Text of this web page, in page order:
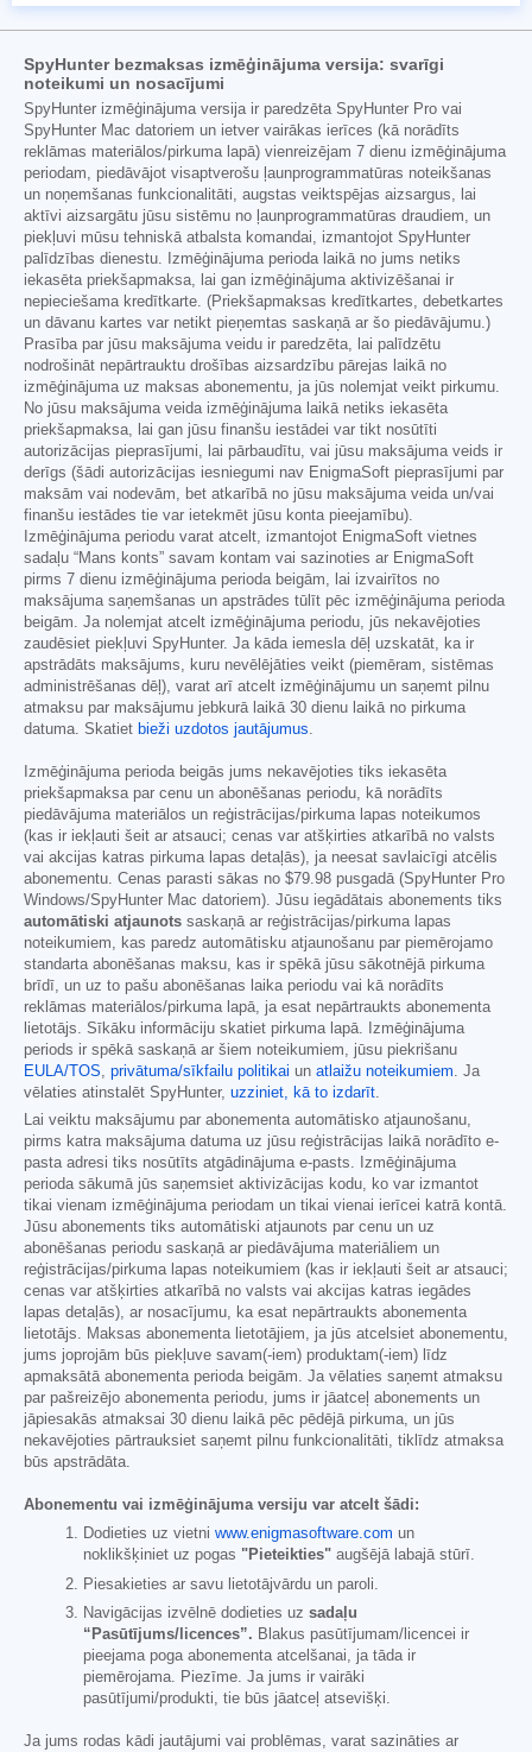
SpyHunter bezmaksas izmēģinājuma versija: svarīgi
noteikumi un nosacījumi
SpyHunter izmēģinājuma versija ir paredzēta SpyHunter Pro vai
SpyHunter Mac datoriem un ietver vairākas ierīces (kā norādīts
reklāmas materiālos/pirkuma lapā) vienreizējam 7 dienu izmēģinājuma
periodam, piedāvājot visaptverošu ļaunprogrammatūras noteikšanas
un noņemšanas funkcionalitāti, augstas veiktspējas aizsargus, lai
aktīvi aizsargātu jūsu sistēmu no ļaunprogrammatūras draudiem, un
piekļuvi mūsu tehniskā atbalsta komandai, izmantojot SpyHunter
palīdzības dienestu. Izmēģinājuma perioda laikā no jums netiks
iekasēta priekšapmaksa, lai gan izmēģinājuma aktivizēšanai ir
nepieciešama kredītkarte. (Priekšapmaksas kredītkartes, debetkartes
un dāvanu kartes var netikt pieņemtas saskaņā ar šo piedāvājumu.)
Prasība par jūsu maksājuma veidu ir paredzēta, lai palīdzētu
nodrošināt nepārtrauktu drošības aizsardzību pārejas laikā no
izmēģinājuma uz maksas abonementu, ja jūs nolemjat veikt pirkumu.
No jūsu maksājuma veida izmēģinājuma laikā netiks iekasēta
priekšapmaksa, lai gan jūsu finanšu iestādei var tikt nosūtīti
autorizācijas pieprasījumi, lai pārbaudītu, vai jūsu maksājuma veids ir
derīgs (šādi autorizācijas iesniegumi nav EnigmaSoft pieprasījumi par
maksām vai nodevām, bet atkarībā no jūsu maksājuma veida un/vai
finanšu iestādes tie var ietekmēt jūsu konta pieejamību).
Izmēģinājuma periodu varat atcelt, izmantojot EnigmaSoft vietnes
sadaļu “Mans konts” savam kontam vai sazinoties ar EnigmaSoft
pirms 7 dienu izmēģinājuma perioda beigām, lai izvairītos no
maksājuma saņemšanas un apstrādes tūlīt pēc izmēģinājuma perioda
beigām. Ja nolemjat atcelt izmēģinājuma periodu, jūs nekavējoties
zaudēsiet piekļuvi SpyHunter. Ja kāda iemesla dēļ uzskatāt, ka ir
apstrādāts maksājums, kuru nevēlējāties veikt (piemēram, sistēmas
administrēšanas dēļ), varat arī atcelt izmēģinājumu un saņemt pilnu
atmaksu par maksājumu jebkurā laikā 30 dienu laikā no pirkuma
datuma. Skatiet bieži uzdotos jautājumus.
Izmēģinājuma perioda beigās jums nekavējoties tiks iekasēta
priekšapmaksa par cenu un abonēšanas periodu, kā norādīts
piedāvājuma materiālos un reģistrācijas/pirkuma lapas noteikumos
(kas ir iekļauti šeit ar atsauci; cenas var atšķirties atkarībā no valsts
vai akcijas katras pirkuma lapas detaļās), ja neesat savlaicīgi atcēlis
abonementu. Cenas parasti sākas no $79.98 pusgadā (SpyHunter Pro
Windows/SpyHunter Mac datoriem). Jūsu iegādātais abonements tiks
automātiski atjaunots saskaņā ar reģistrācijas/pirkuma lapas
noteikumiem, kas paredz automātisku atjaunošanu par piemērojamo
standarta abonēšanas maksu, kas ir spēkā jūsu sākotnējā pirkuma
brīdī, un uz to pašu abonēšanas laika periodu vai kā norādīts
reklāmas materiālos/pirkuma lapā, ja esat nepārtraukts abonementa
lietotājs. Sīkāku informāciju skatiet pirkuma lapā. Izmēģinājuma
periods ir spēkā saskaņā ar šiem noteikumiem, jūsu piekrišanu
EULA/TOS, privātuma/sīkfailu politikai un atlaižu noteikumiem. Ja
vēlaties atinstalēt SpyHunter, uzziniet, kā to izdarīt.
Lai veiktu maksājumu par abonementa automātisko atjaunošanu,
pirms katra maksājuma datuma uz jūsu reģistrācijas laikā norādīto e-
pasta adresi tiks nosūtīts atgādinājuma e-pasts. Izmēģinājuma
perioda sākumā jūs saņemsiet aktivizācijas kodu, ko var izmantot
tikai vienam izmēģinājuma periodam un tikai vienai ierīcei katrā kontā.
Jūsu abonements tiks automātiski atjaunots par cenu un uz
abonēšanas periodu saskaņā ar piedāvājuma materiāliem un
reģistrācijas/pirkuma lapas noteikumiem (kas ir iekļauti šeit ar atsauci;
cenas var atšķirties atkarībā no valsts vai akcijas katras iegādes
lapas detaļās), ar nosacījumu, ka esat nepārtraukts abonementa
lietotājs. Maksas abonementa lietotājiem, ja jūs atcelsiet abonementu,
jums joprojām būs piekļuve savam(-iem) produktam(-iem) līdz
apmaksātā abonementa perioda beigām. Ja vēlaties saņemt atmaksu
par pašreizējo abonementa periodu, jums ir jāatceļ abonements un
jāpiesakās atmaksai 30 dienu laikā pēc pēdējā pirkuma, un jūs
nekavējoties pārtrauksiet saņemt pilnu funkcionalitāti, tiklīdz atmaksa
būs apstrādāta.
Abonementu vai izmēģinājuma versiju var atcelt šādi:
Dodieties uz vietni www.enigmasoftware.com un
noklikšķiniet uz pogas "Pieteikties" augšējā labajā stūrī.
Piesakieties ar savu lietotājvārdu un paroli.
Navigācijas izvēlnē dodieties uz sadaļu
“Pasūtījums/licences”. Blakus pasūtījumam/licencei ir
pieejama poga abonementa atcelšanai, ja tāda ir
piemērojama. Piezīme. Ja jums ir vairāki
pasūtījumi/produkti, tie būs jāatceļ atsevišķi.
Ja jums rodas kādi jautājumi vai problēmas, varat sazināties ar